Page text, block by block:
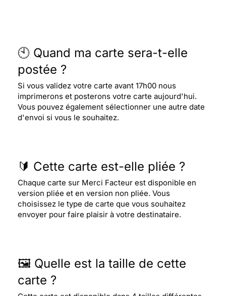
🕙 Quand ma carte sera-t-elle
postée ?
Si vous validez votre carte avant 17h00 nous
imprimerons et posterons votre carte aujourd'hui.
Vous pouvez également sélectionner une autre date
d'envoi si vous le souhaitez.
🔰 Cette carte est-elle pliée ?
Chaque carte sur Merci Facteur est disponible en
version pliée et en version non pliée. Vous
choisissez le type de carte que vous souhaitez
envoyer pour faire plaisir à votre destinataire.
🖼️ Quelle est la taille de cette
carte ?